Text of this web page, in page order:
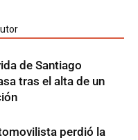
de Santiago
tras el alta de un
perdió la